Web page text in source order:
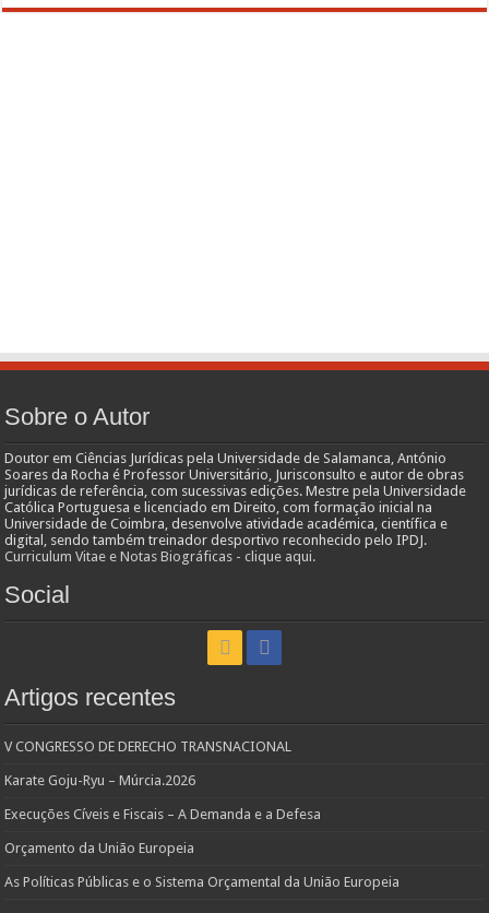
Sobre o Autor
Doutor em Ciências Jurídicas pela Universidade de Salamanca, António
Soares da Rocha é Professor Universitário, Jurisconsulto e autor de obras
jurídicas de referência, com sucessivas edições. Mestre pela Universidade
Católica Portuguesa e licenciado em Direito, com formação inicial na
Universidade de Coimbra, desenvolve atividade académica, científica e
digital, sendo também treinador desportivo reconhecido pelo IPDJ.
Curriculum Vitae e Notas Biográficas - clique aqui.
Social
Artigos recentes
V CONGRESSO DE DERECHO TRANSNACIONAL
Karate Goju-Ryu – Múrcia.2026
Execuções Cíveis e Fiscais – A Demanda e a Defesa
Orçamento da União Europeia
As Políticas Públicas e o Sistema Orçamental da União Europeia